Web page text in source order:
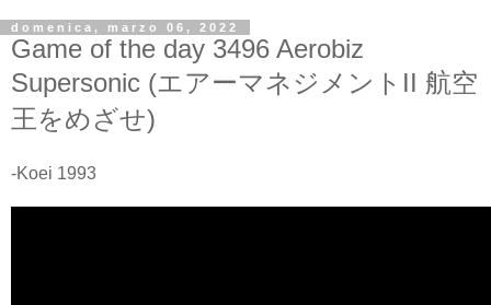
domenica, marzo 06, 2022
Game of the day 3496 Aerobiz
Supersonic (エアーマネジメントII 航空
王をめざせ)
-Koei 1993